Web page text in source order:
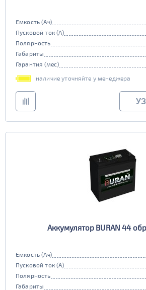
Емкость (Ач)
Пусковой ток (А)
Полярность
Габариты
Гарантия (мес)
наличие уточняйте у менеджера
Аккумулятор BURAN 44
Емкость (Ач)
Пусковой ток (А)
Полярность
Габариты